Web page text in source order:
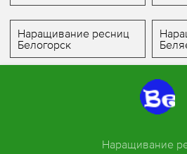
Наращивание ресниц
Белогорск
Наращивание